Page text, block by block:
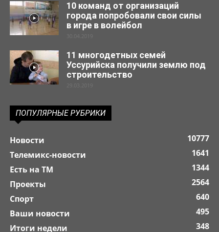
10 команд от организаций
города попробовали свои силы
в игре в волейбол
30.04.2019
11 многодетных семей
Уссурийска получили землю под
строительство
29.03.2019
ПОПУЛЯРНЫЕ РУБРИКИ
Новости
10777
Телемикс-новости
1641
Есть на ТМ
1344
Проекты
2564
Спорт
640
Ваши новости
495
Итоги недели
348